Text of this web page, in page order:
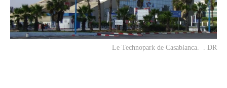
Le Technopark de Casablanca. . DR